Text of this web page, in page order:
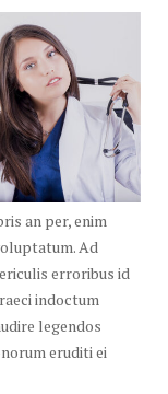
an per, enim
Ad
erroribus id
indoctum
legendos
eruditi ei